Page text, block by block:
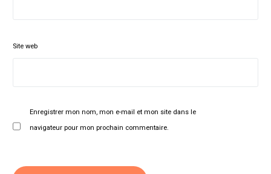
Site web
Enregistrer mon nom, mon e-mail et mon site dans le
navigateur pour mon prochain commentaire.